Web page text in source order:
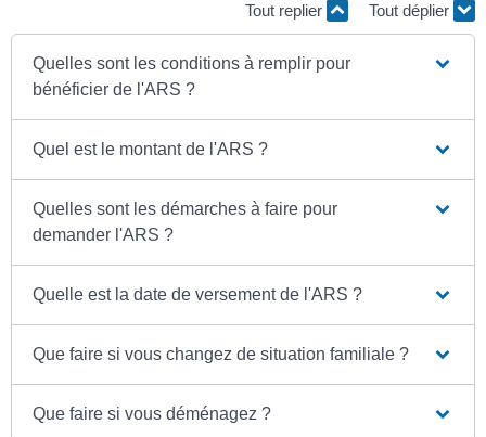
Tout replier Tout déplier
Quelles sont les conditions à remplir pour
bénéficier de l'ARS ?
Quel est le montant de l'ARS ?
Quelles sont les démarches à faire pour
demander l'ARS ?
Quelle est la date de versement de l'ARS ?
Que faire si vous changez de situation familiale ?
Que faire si vous déménagez ?